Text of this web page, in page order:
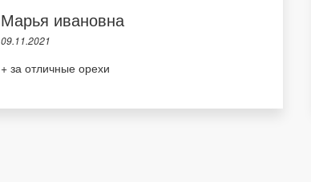
Марья ивановна
09.11.2021
+ за отличные орехи